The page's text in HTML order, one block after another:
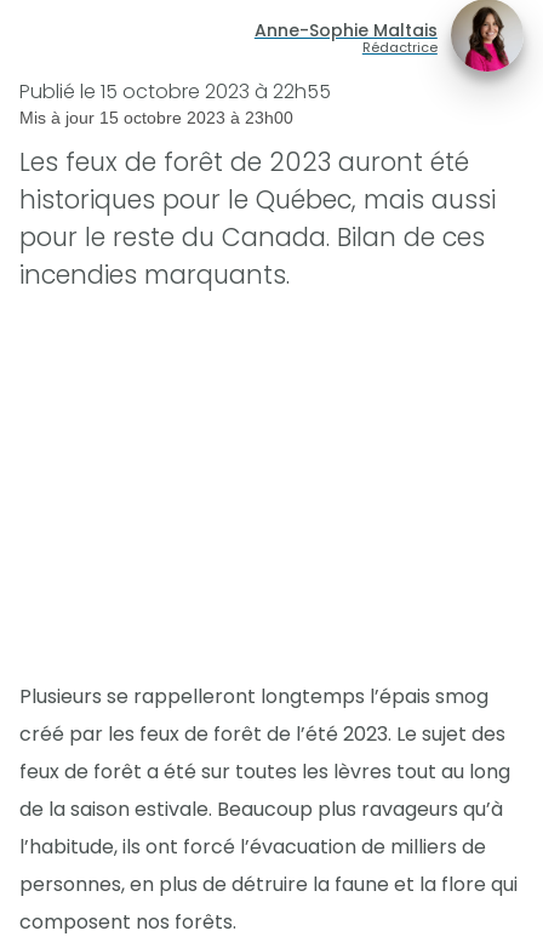
Anne-Sophie Maltais
Rédactrice
Publié le 15 octobre 2023 à 22h55
Mis à jour 15 octobre 2023 à 23h00
Les feux de forêt de 2023 auront été
historiques pour le Québec, mais aussi
pour le reste du Canada. Bilan de ces
incendies marquants.
Plusieurs se rappelleront longtemps l’épais smog
créé par les feux de forêt de l’été 2023. Le sujet des
feux de forêt a été sur toutes les lèvres tout au long
de la saison estivale. Beaucoup plus ravageurs qu’à
l’habitude, ils ont forcé l’évacuation de milliers de
personnes, en plus de détruire la faune et la flore qui
composent nos forêts.